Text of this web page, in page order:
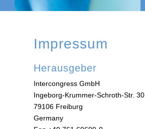
Impressum
Herausgeber
Intercongress GmbH
Ingeborg-Krummer-Schroth-Str. 30
79106 Freiburg
Germany